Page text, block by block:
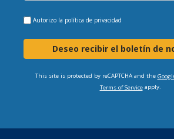
Autorizo la política de privacidad
Deseo recibir el boletín de
This site is protected by reCAPTCHA and the
Terms of Serviceapply.